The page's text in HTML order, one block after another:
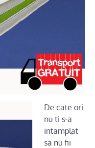
De cate ori
nu ti s-a
intamplat
sa nu fii